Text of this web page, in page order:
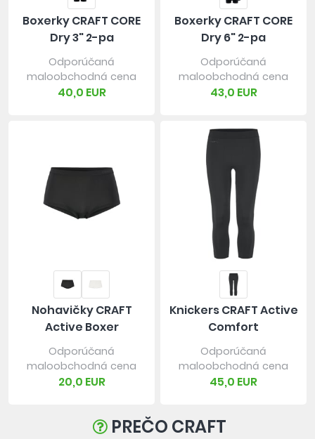
Boxerky CRAFT CORE
Dry 3" 2-pa
Odporúčaná
maloobchodná cena
40,0 EUR
Boxerky CRAFT CORE
Dry 6" 2-pa
Odporúčaná
maloobchodná cena
43,0 EUR
Nohavičky CRAFT
Active Boxer
Odporúčaná
maloobchodná cena
20,0 EUR
Knickers CRAFT Active
Comfort
Odporúčaná
maloobchodná cena
45,0 EUR
PREČO CRAFT